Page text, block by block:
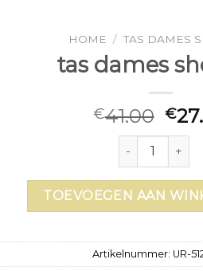
HOME / TAS DAMES
tas dames
€41.00 €
tas dames
TOEVOEGEN AAN
Artikelnummer: UR-